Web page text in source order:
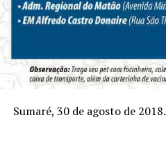
Sumaré, 30 de agosto de 2018.